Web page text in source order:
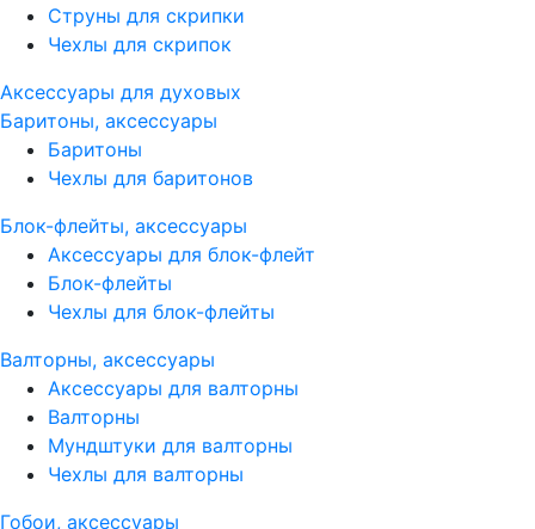
Струны для скрипки
Чехлы для скрипок
Аксессуары для духовых
Баритоны, аксессуары
Баритоны
Чехлы для баритонов
Блок-флейты, аксессуары
Аксессуары для блок-флейт
Блок-флейты
Чехлы для блок-флейты
Валторны, аксессуары
Аксессуары для валторны
Валторны
Мундштуки для валторны
Чехлы для валторны
Гобои, аксессуары